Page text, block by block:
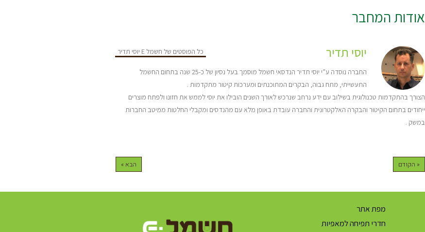
אודות המחבר
יוסי תדיר כל הפוסטים של חשמל E יוסי תדיר
החברה נוסדה ע”י יוסי תדיר הנדסאי חשמל מוסמך בעל נסיון של כ-25 שנה בתחום החשמל
התעשייתי, מתח גבוה, הבקרים המתוכנתים ומערכות קיטור מתקדמות .
הצורך בהתקדמות טכנולוגית בשילוב עם ידע נרחב שנרכש לאורך השנים הובילו את יוסי לממש את חזונו ולפתח מוצרים
ייחודים בתחום הקיטור והבקרה האלקטרונית והחברה עובדת באופן מלא עם מהנדסים ומקבלי החלטות ממיטב החברות
במשק .
« הקודם הבא »
מפת אתר
חדרי תפיחה למאפיות